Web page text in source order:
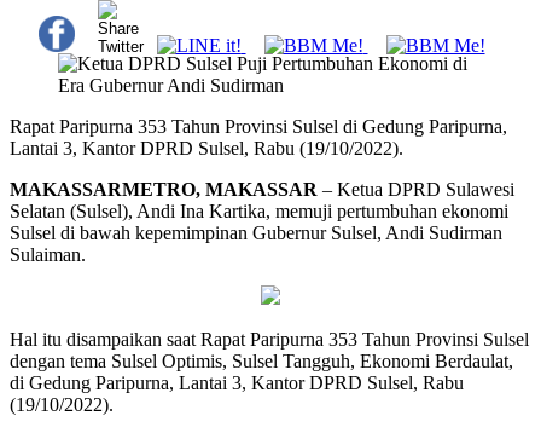
Rapat Paripurna 353 Tahun Provinsi Sulsel di Gedung Paripurna,
Lantai 3, Kantor DPRD Sulsel, Rabu (19/10/2022).
MAKASSARMETRO, MAKASSAR – Ketua DPRD Sulawesi
Selatan (Sulsel), Andi Ina Kartika, memuji pertumbuhan ekonomi
Sulsel di bawah kepemimpinan Gubernur Sulsel, Andi Sudirman
Sulaiman.
Hal itu disampaikan saat Rapat Paripurna 353 Tahun Provinsi Sulsel
dengan tema Sulsel Optimis, Sulsel Tangguh, Ekonomi Berdaulat,
di Gedung Paripurna, Lantai 3, Kantor DPRD Sulsel, Rabu
(19/10/2022).